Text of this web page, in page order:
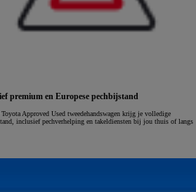
premium en Europese pechbijstand
Approved Used tweedehandswagen krijg je volledige
inclusief pechverhelping en takeldiensten bij jou thuis of langs